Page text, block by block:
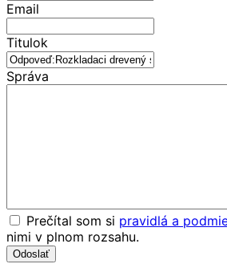
Email
Titulok
Správa
Prečítal som si pravidlá a
nimi v plnom rozsahu.